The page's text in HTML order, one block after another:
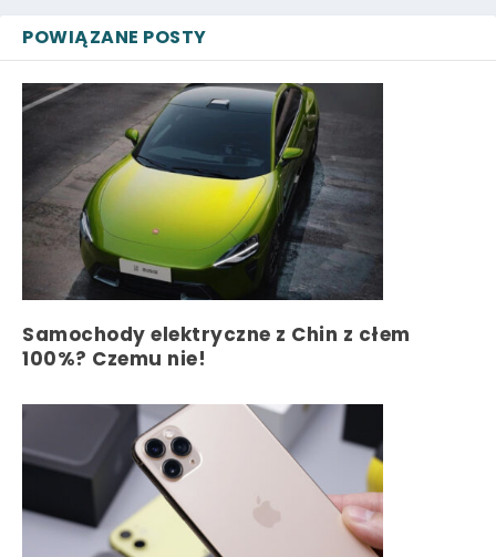
POWIĄZANE POSTY
Samochody elektryczne z Chin z cłem
100%? Czemu nie!